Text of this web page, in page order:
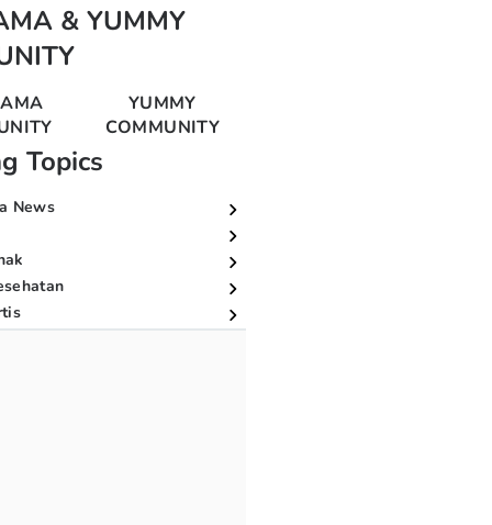
& YUMMY
YUMMY
COMMUNITY
Topics
News